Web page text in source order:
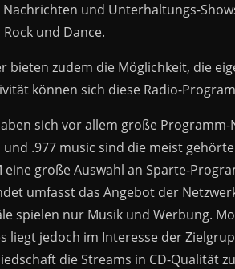
und Unterhaltungs-
und Dance.
bieten zudem die Möglichkeit, die
können sich diese Radio-
sich vor allem große
und .977 music sind die meist
eine große Auswahl an Sparte-
umfasst das Angebot der
spielen nur Musik und Werbung.
liegt jedoch im Interesse der
die Streams in CD-Qualität